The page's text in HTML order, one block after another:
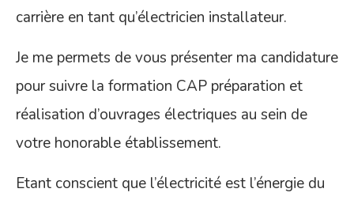
carrière en tant qu’électricien installateur.
Je me permets de vous présenter ma candidature
pour suivre la formation CAP préparation et
réalisation d’ouvrages électriques au sein de
votre honorable établissement.
Etant conscient que l’électricité est l’énergie du